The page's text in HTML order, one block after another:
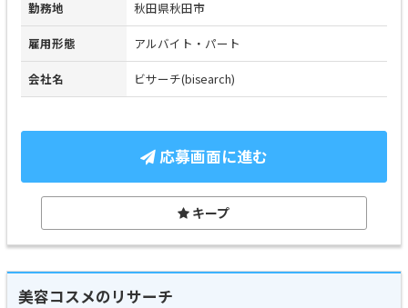
勤務地 秋田県秋田市
雇用形態 アルバイト・パート
会社名 ビサーチ(bisearch)
応募画面に進む
キープ
美容コスメのリサーチ